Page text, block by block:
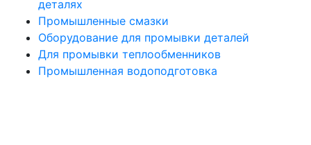
деталях
Промышленные смазки
Оборудование для промывки деталей
Для промывки теплообменников
Промышленная водоподготовка